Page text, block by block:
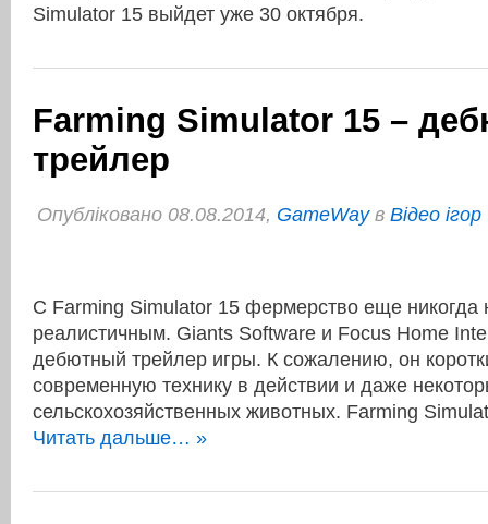
Simulator 15 выйдет уже 30 октября.
Farming Simulator 15 –
трейлер
Опубліковано 08.08.2014, GameWayв Відео ігор
С Farming Simulator 15 фермерство еще никогда
реалистичным. Giants Software и Focus Home
дебютный трейлер игры. К сожалению, он
современную технику в действии и даже
сельскохозяйственных животных. Farming
Читать дальше… »